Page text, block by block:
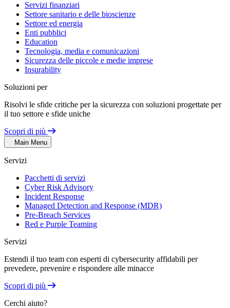
Servizi finanziari
Settore sanitario e delle bioscienze
Settore ed energia
Enti pubblici
Education
Tecnologia, media e comunicazioni
Sicurezza delle piccole e medie imprese
Insurability
Soluzioni per
Risolvi le sfide critiche per la sicurezza con soluzioni progettate per
il tuo settore e sfide uniche
Scopri di più
Main Menu
Servizi
Pacchetti di servizi
Cyber Risk Advisory
Incident Response
Managed Detection and Response (MDR)
Pre-Breach Services
Red e Purple Teaming
Servizi
Estendi il tuo team con esperti di cybersecurity affidabili per
prevedere, prevenire e rispondere alle minacce
Scopri di più
Cerchi aiuto?